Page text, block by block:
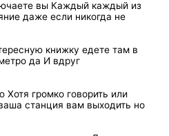
вы Каждый каждый из
даже если никогда не
книжку едете там в
да И вдруг
громко говорить или
станция вам выходить но